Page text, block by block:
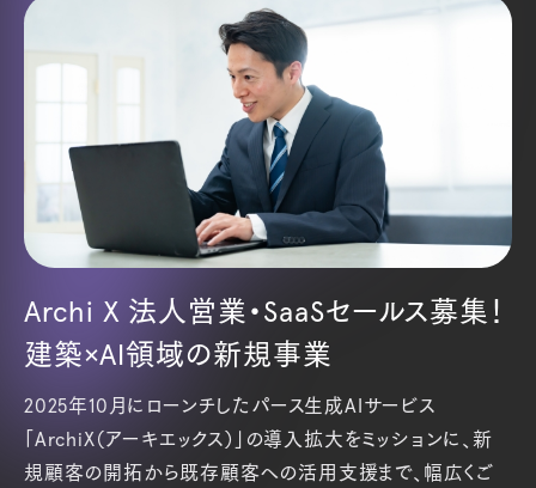
Archi X 法人営業・SaaSセールス募集！
建築×AI領域の新規事業
2025年10月にローンチしたパース生成AIサービス
「ArchiX（アーキエックス）」の導入拡大をミッションに、新
規顧客の開拓から既存顧客への活用支援まで、幅広くご